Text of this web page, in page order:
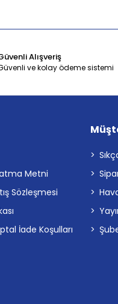
Alışveriş
ve kolay ödeme sistemi
Metni
Sözleşmesi
İade Koşulları